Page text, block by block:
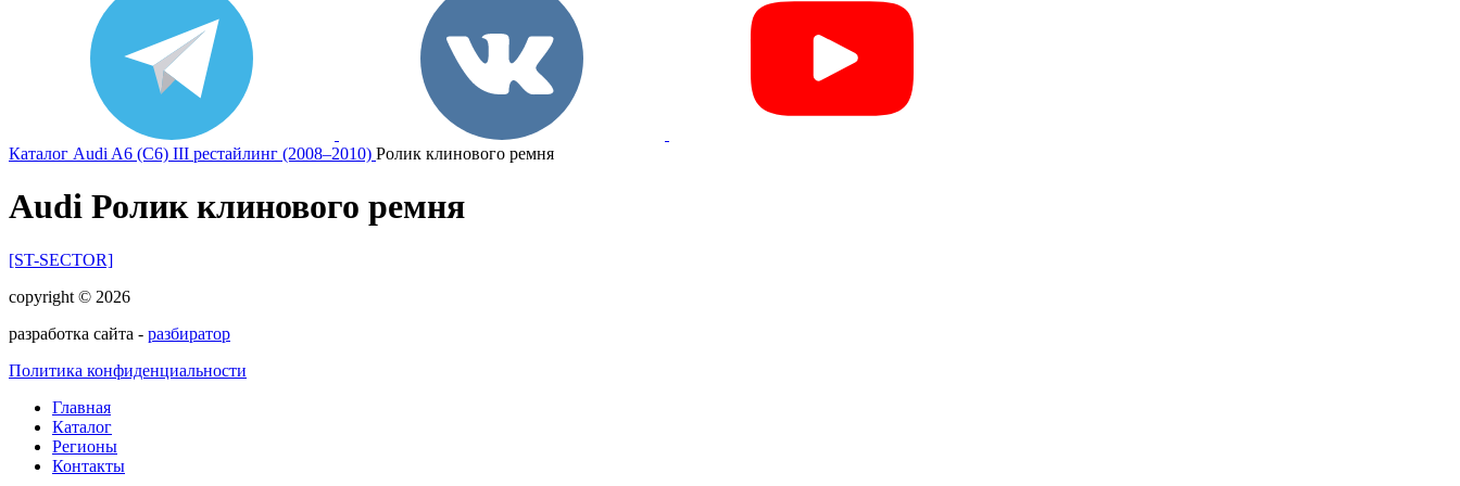
Каталог Audi A6 (C6) III рестайлинг (2008–2010) Ролик клинового ремня
Audi Ролик клинового ремня
[ST-SECTOR]
copyright © 2026
разработка сайта - разбиратор
Политика конфиденциальности
Главная
Каталог
Регионы
Контакты